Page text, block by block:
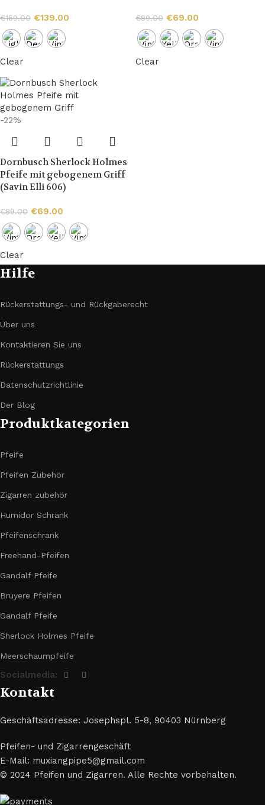
€169.00 €139.00
Clear
€89.00 €69.00
Clear
-22%
Dornbusch Sherlock Holmes
Pfeife mit gebogenem Griff
(Savin Elli 606)
€89.00 €69.00
Clear
Hilfe
Rückerstattungs- und Rückgaberecht
Über uns
Kontaktieren Sie uns
Rückerstattungs
Datenschutzrichtlinie
Der Blog
Produktkategorien
Pfeife
Pfeifen Zubehör
Zigarren zubehör
Humidor Schrank
Pfeifenschrank
Freehand-Pfeifen
Gandalf Pfeife
Bruyere Pfeifen
Gandalf Pfeife
Sherlock Holmes Pfeife
Meerschaumpfeife
Socialmedia:
Kontakt
Geschäftsadresse: Josephspl. 5-8, 90403 Nürnberg
Pfeifen- und Zigarrengeschäft
E-Mail: muxiangpipe5@gmail.com
© 2024 Pfeifen und Zigarren. Alle Rechte vorbehalten.